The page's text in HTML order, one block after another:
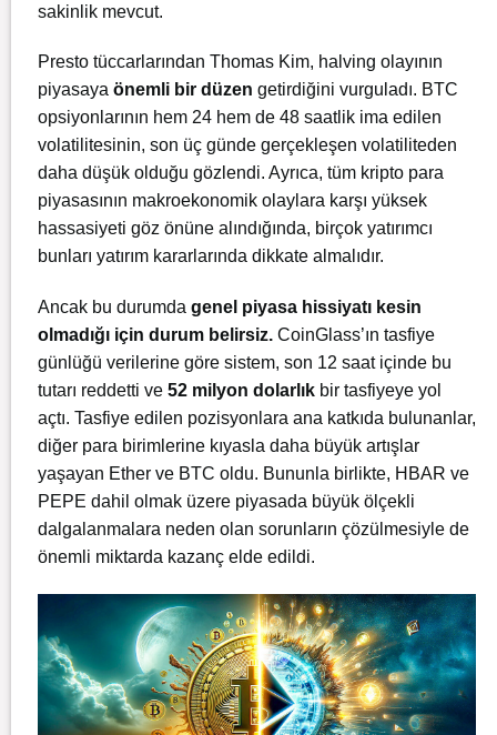
sakinlik mevcut.
Presto tüccarlarından Thomas Kim, halving olayının
piyasaya önemli bir düzen getirdiğini vurguladı. BTC
opsiyonlarının hem 24 hem de 48 saatlik ima edilen
volatilitesinin, son üç günde gerçekleşen volatiliteden
daha düşük olduğu gözlendi. Ayrıca, tüm kripto para
piyasasının makroekonomik olaylara karşı yüksek
hassasiyeti göz önüne alındığında, birçok yatırımcı
bunları yatırım kararlarında dikkate almalıdır.
Ancak bu durumda genel piyasa hissiyatı kesin
olmadığı için durum belirsiz. CoinGlass’ın tasfiye
günlüğü verilerine göre sistem, son 12 saat içinde bu
tutarı reddetti ve 52 milyon dolarlık bir tasfiyeye yol
açtı. Tasfiye edilen pozisyonlara ana katkıda bulunanlar,
diğer para birimlerine kıyasla daha büyük artışlar
yaşayan Ether ve BTC oldu. Bununla birlikte, HBAR ve
PEPE dahil olmak üzere piyasada büyük ölçekli
dalgalanmalara neden olan sorunların çözülmesiyle de
önemli miktarda kazanç elde edildi.